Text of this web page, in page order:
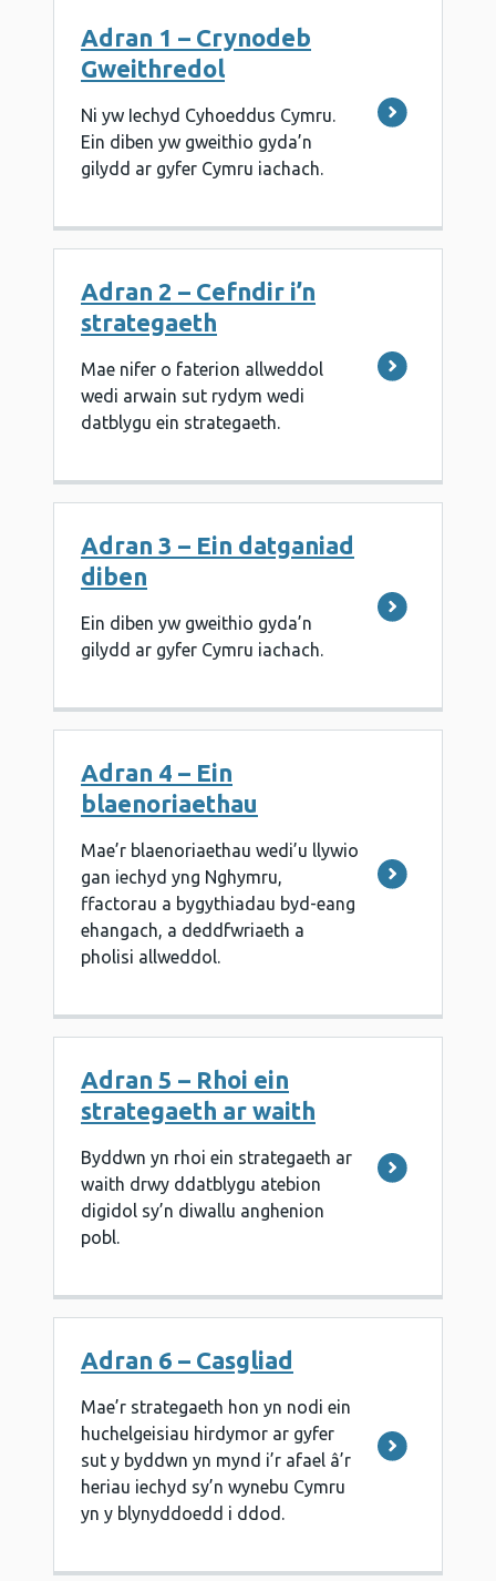
Adran 1 – Crynodeb
Gweithredol
Ni yw Iechyd Cyhoeddus Cymru.
Ein diben yw gweithio gyda’n
gilydd ar gyfer Cymru iachach.
Adran 2 – Cefndir i’n
strategaeth
Mae nifer o faterion allweddol
wedi arwain sut rydym wedi
datblygu ein strategaeth.
Adran 3 – Ein datganiad
diben
Ein diben yw gweithio gyda’n
gilydd ar gyfer Cymru iachach.
Adran 4 – Ein
blaenoriaethau
Mae’r blaenoriaethau wedi’u llywio
gan iechyd yng Nghymru,
ffactorau a bygythiadau byd-eang
ehangach, a deddfwriaeth a
pholisi allweddol.
Adran 5 – Rhoi ein
strategaeth ar waith
Byddwn yn rhoi ein strategaeth ar
waith drwy ddatblygu atebion
digidol sy’n diwallu anghenion
pobl.
Adran 6 – Casgliad
Mae’r strategaeth hon yn nodi ein
huchelgeisiau hirdymor ar gyfer
sut y byddwn yn mynd i’r afael â’r
heriau iechyd sy’n wynebu Cymru
yn y blynyddoedd i ddod.